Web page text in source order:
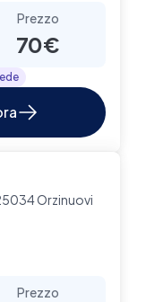
Prezzo
70€
Orzinuovi
Prezzo